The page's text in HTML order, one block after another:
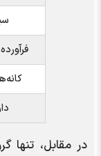
در مقابل، تنها